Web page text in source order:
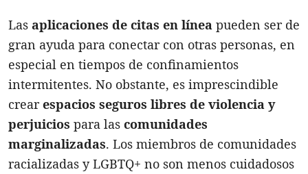
Las aplicaciones de citas en línea pueden ser de
gran ayuda para conectar con otras personas, en
especial en tiempos de confinamientos
intermitentes. No obstante, es imprescindible
crearespacios seguros libres de violencia y
perjuicios para las comunidades
marginalizadas. Los miembros de comunidades
racializadas y LGBTQ+ no son menos cuidadosos